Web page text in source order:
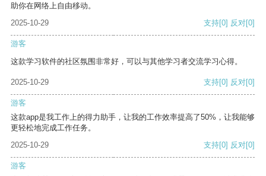
助你在网络上自由移动。
2025-10-29
支持[0] 反对[0]
游客
这款学习软件的社区氛围非常好，可以与其他学习者交流学习心得。
2025-10-29 支持[0] 反对[0]
游客
这款app是我工作上的得力助手，让我的工作效率提高了50%，让我能够
更轻松地完成工作任务。
2025-10-29
支持[0] 反对[0]
游客